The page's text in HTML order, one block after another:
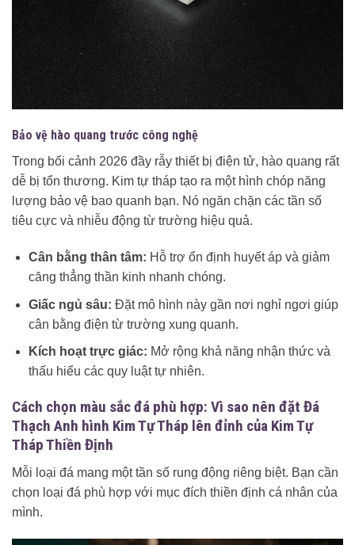
Bảo vệ hào quang trước công nghệ
Trong bối cảnh 2026 đầy rẫy thiết bị điện tử, hào quang rất
dễ bị tổn thương. Kim tự tháp tạo ra một hình chóp năng
lượng bảo vệ bao quanh bạn. Nó ngăn chặn các tần số
tiêu cực và nhiễu động từ trường hiệu quả.
Cân bằng thân tâm: Hỗ trợ ổn định huyết áp và giảm
căng thẳng thần kinh nhanh chóng.
Giấc ngủ sâu: Đặt mô hình này gần nơi nghỉ ngơi giúp
cân bằng điện từ trường xung quanh.
Kích hoạt trực giác: Mở rộng khả năng nhận thức và
thấu hiểu các quy luật tự nhiên.
Cách chọn màu sắc đá phù hợp: Vì sao nên đặt Đá
Thạch Anh hình Kim Tự Tháp lên đỉnh của Kim Tự
Tháp Thiền Định
Mỗi loại đá mang một tần số rung động riêng biệt. Bạn cần
chọn loại đá phù hợp với mục đích thiền định cá nhân của
mình.